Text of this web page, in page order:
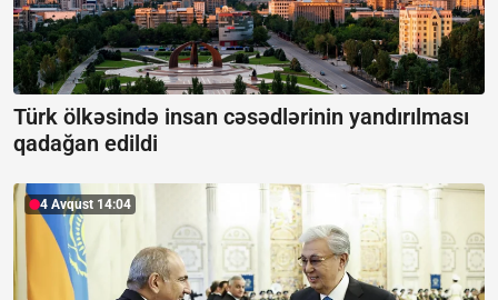
Türk ölkəsində insan cəsədlərinin yandırılması
qadağan edildi
4 Avqust 14:04